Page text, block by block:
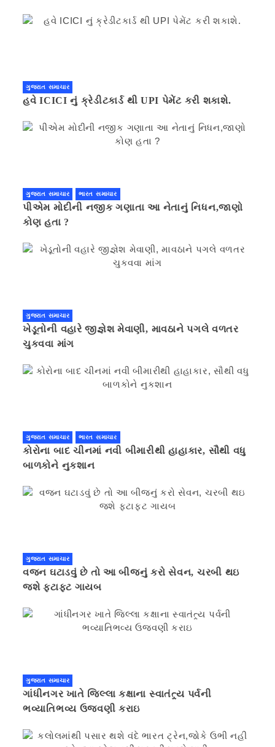
ગુજરાત સમાચાર
હવે ICICI નું ક્રેડીટકાર્ડ થી UPI પેમેંટ કરી શકાશે.
ગુજરાત સમાચાર ભારત સમાચાર
પીએમ મોદીની નજીક ગણાતા આ નેતાનું નિધન,જાણો
કોણ હતા ?
ગુજરાત સમાચાર
ખેડૂતોની વહારે જીજ્ઞેશ મેવાણી, માવઠાને પગલે વળતર
ચુકવવા માંગ
ગુજરાત સમાચાર ભારત સમાચાર
કોરોના બાદ ચીનમાં નવી બીમારીથી હાહાકાર, સૌથી વધુ
બાળકોને નુકશાન
ગુજરાત સમાચાર
વજન ઘટાડવું છે તો આ બીજનું કરો સેવન, ચરબી થઇ
જશે ફટાફટ ગાયબ
ગુજરાત સમાચાર
ગાંધીનગર ખાતે જિલ્લા કક્ષાના સ્વાતંત્ર્ય પર્વની
ભવ્યાતિભવ્ય ઉજવણી કરાઇ